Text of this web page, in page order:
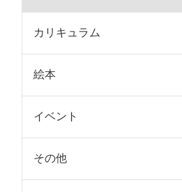
カリキュラム
絵本
イベント
その他